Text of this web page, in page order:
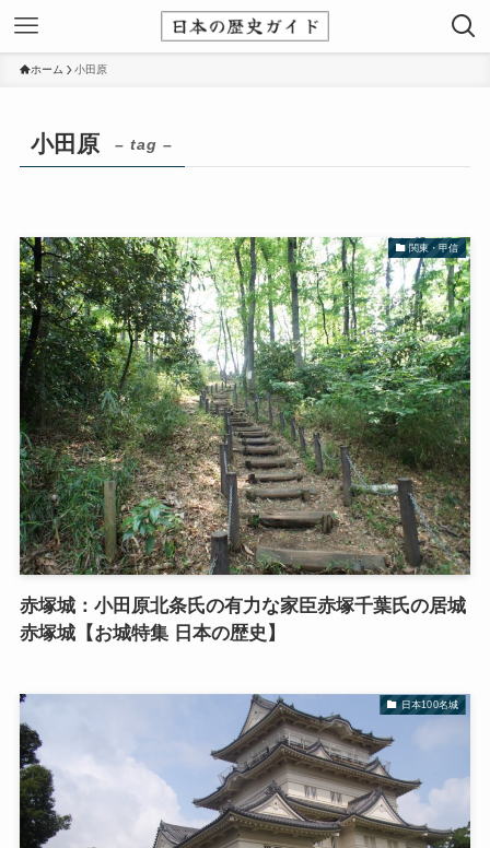
ホーム 小田原
小田原 – tag –
関東・甲信
赤塚城：小田原北条氏の有力な家臣赤塚千葉氏の居城
赤塚城【お城特集 日本の歴史】
日本100名城